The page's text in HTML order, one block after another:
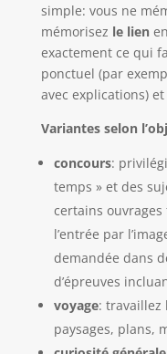
simple: vous ne
mémorisez le lien
exactement ce qui
ponctuel (par
avec explications)
Variantes selon
concours:
temps » et des
certains ouvrages
l’entrée par
demandée dans
d’épreuves
voyage: travaillez
paysages, plans,